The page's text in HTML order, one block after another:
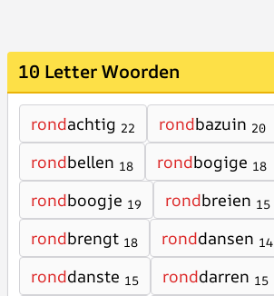
10 Letter Woorden
rondachtig 22 rondbazuin 20
rondbellen 18 rondbogige 18
rondboogje 19 rondbreien 15
rondbrengt 18 ronddansen 14
ronddanste 15 ronddarren 15